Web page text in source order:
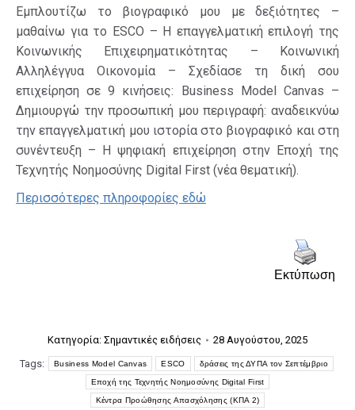
Εμπλουτίζω το βιογραφικό μου με δεξιότητες –
μαθαίνω για το ESCO – Η επαγγελματική επιλογή της
Κοινωνικής Επιχειρηματικότητας – Κοινωνική
Αλληλέγγυα Οικονομία – Σχεδίασε τη δική σου
επιχείρηση σε 9 κινήσεις: Business Model Canvas –
Δημιουργώ την προσωπική μου περιγραφή: αναδεικνύω
την επαγγελματική μου ιστορία στο βιογραφικό και στη
συνέντευξη – Η ψηφιακή επιχείρηση στην Εποχή της
Τεχνητής Νοημοσύνης Digital First (νέα θεματική).
Περισσότερες πληροφορίες εδώ
Εκτύπωση
Κατηγορία: Σημαντικές ειδήσεις
28 Αυγούστου, 2025
Tags:
Business Model Canvas ESCO δράσεις της ΔΥΠΑ τον Σεπτέμβριο
Εποχή της Τεχνητής Νοημοσύνης Digital First
Κέντρα Προώθησης Απασχόλησης (ΚΠΑ 2)